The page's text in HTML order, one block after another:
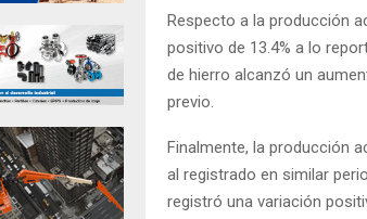
Respecto a la producción
positivo de 13.4% a lo
de hierro alcanzó un
previo.
Finalmente, la producción
al registrado en similar
registró una variación